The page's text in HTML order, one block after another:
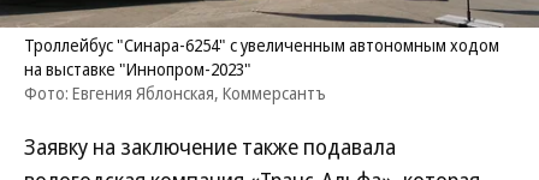
Троллейбус "Синара-6254" с увеличенным автономным ходом
на выставке "Иннопром-2023"
Фото: Евгения Яблонская, Коммерсантъ
Заявку на заключение также подавала